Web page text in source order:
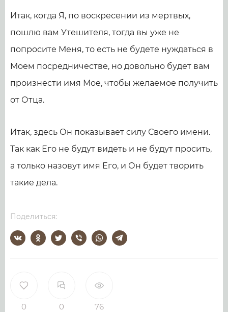
0 0 76
Итак, когда Я, по воскресении из мертвых,
пошлю вам Утешителя, тогда вы уже не
попросите Меня, то есть не будете нуждаться в
Моем посредничестве, но довольно будет вам
произнести имя Мое, чтобы желаемое получить
от Отца.
Итак, здесь Он показывает силу Своего имени.
Так как Его не будут видеть и не будут просить,
а только назовут имя Его, и Он будет творить
такие дела.
Поделиться: